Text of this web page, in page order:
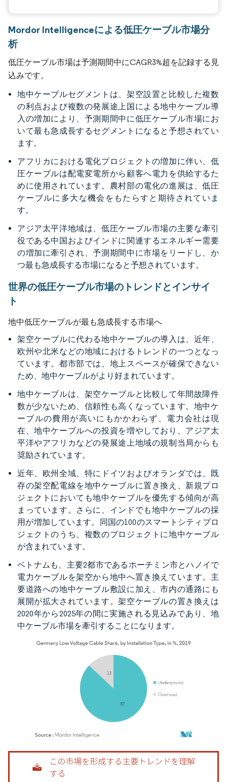
Mordor Intelligenceによる低圧ケーブル市場分
析
低圧ケーブル市場は予測期間中にCAGR3%超を記録する見
込みです。
地中ケーブルセグメントは、架空設置と比較した複数
の利点および複数の発展途上国による地中ケーブル導
入の増加により、予測期間中に低圧ケーブル市場にお
いて最も急成長するセグメントになると予想されてい
ます。
アフリカにおける電化プロジェクトの増加に伴い、低
圧ケーブルは配電変電所から顧客へ電力を供給するた
めに使用されています。農村部の電化の進展は、低圧
ケーブルに多大な機会をもたらすと期待されていま
す。
アジア太平洋地域は、低圧ケーブル市場の主要な牽引
役である中国およびインドに関連するエネルギー需要
の増加に牽引され、予測期間中に市場をリードし、か
つ最も急成長する市場になると予想されています。
世界の低圧ケーブル市場のトレンドとインサイ
ト
地中低圧ケーブルが最も急成長する市場へ
架空ケーブルに代わる地中ケーブルの導入は、近年、
欧州や北米などの地域におけるトレンドの一つとなっ
ています。都市部では、地上スペースが確保できない
ため、地中ケーブルがより好まれています。
地中ケーブルは、架空ケーブルと比較して年間故障件
数が少ないため、信頼性も高くなっています。地中ケ
ーブルの費用が高いにもかかわらず、電力会社は現
在、地中ケーブルへの投資を増やしており、アジア太
平洋やアフリカなどの発展途上地域の規制当局からも
奨励されています。
近年、欧州全域、特にドイツおよびオランダでは、既
存の架空配電線を地中ケーブルに置き換え、新規プロ
ジェクトにおいても地中ケーブルを優先する傾向が高
まっています。さらに、インドでも地中ケーブルの採
用が増加しています。同国の100のスマートシティプロ
ジェクトのうち、複数のプロジェクトに地中ケーブル
が含まれています。
ベトナムも、主要2都市であるホーチミン市とハノイで
電力ケーブルを架空から地中へ置き換えています。主
要道路への地中ケーブル敷設に加え、市内の通路にも
展開が拡大されています。架空ケーブルの置き換えは
2020年から2025年の間に実施される見込みであり、地
中ケーブル市場を牽引することになります。
画像 © Mordor Intelligence。再利用にはCC BY 4.0の表示が必要です。